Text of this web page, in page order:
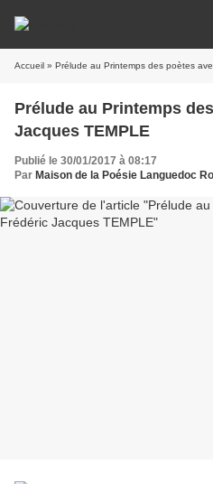
Accueil » Prélude au Printemps des poètes
Prélude au Printemps
Jacques TEMPLE
Publié le 30/01/2017 à 08:17
Par Maison de la Poésie Languedoc